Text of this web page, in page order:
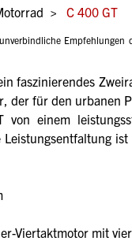
C 400 GT
faszinierendes
der für den urbanen
einem
Viertaktmotor mit